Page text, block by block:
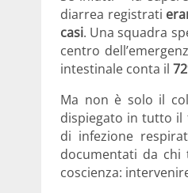
diarrea registrati
casi. Una squadra
centro
intestinale conta il
Ma non è solo il
dispiegato in tutto il
di infezione
documentati da
coscienza: